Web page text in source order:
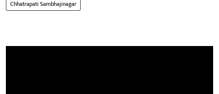
Chhatrapati Sambhajinagar